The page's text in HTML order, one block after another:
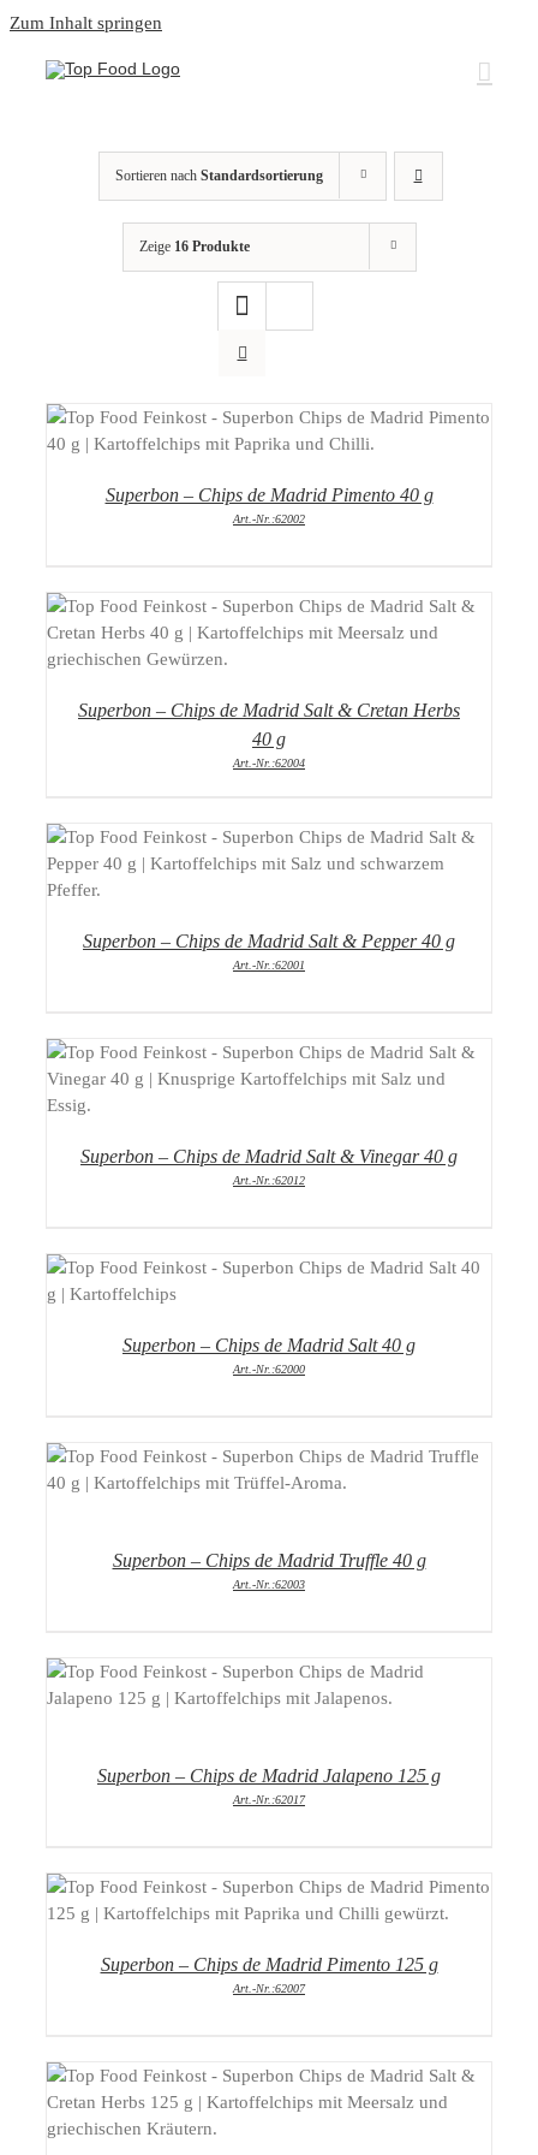
Zum Inhalt springen
Sortieren nach Standardsortierung
Zeige 16 Produkte
DETAILS
Superbon – Chips de Madrid Pimento 40 g
Art.-Nr.:62002
DETAILS
Superbon – Chips de Madrid Salt & Cretan Herbs
40 g
Art.-Nr.:62004
DETAILS
Superbon – Chips de Madrid Salt & Pepper 40 g
Art.-Nr.:62001
DETAILS
Superbon – Chips de Madrid Salt & Vinegar 40 g
Art.-Nr.:62012
DETAILS
Superbon – Chips de Madrid Salt 40 g
Art.-Nr.:62000
DETAILS
Superbon – Chips de Madrid Truffle 40 g
Art.-Nr.:62003
DETAILS
Superbon – Chips de Madrid Jalapeno 125 g
Art.-Nr.:62017
DETAILS
Superbon – Chips de Madrid Pimento 125 g
Art.-Nr.:62007
DETAILS